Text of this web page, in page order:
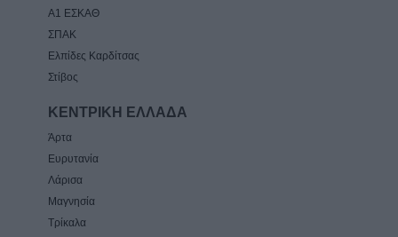
Α1 ΕΣΚΑΘ
ΣΠΑΚ
Ελπίδες Καρδίτσας
Στίβος
ΚΕΝΤΡΙΚΗ ΕΛΛΑΔΑ
Άρτα
Ευρυτανία
Λάρισα
Μαγνησία
Τρίκαλα